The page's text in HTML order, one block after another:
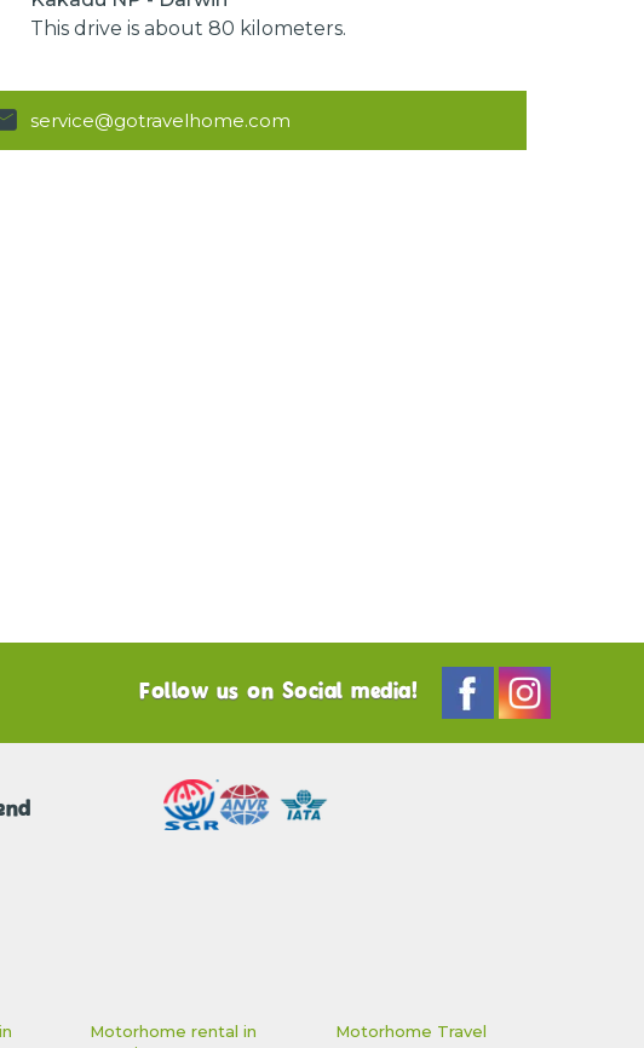
This drive is about 80 kilometers.
service@gotravelhome.com
Follow us on Social media!
Motorhome rental in
Motorhome Travel